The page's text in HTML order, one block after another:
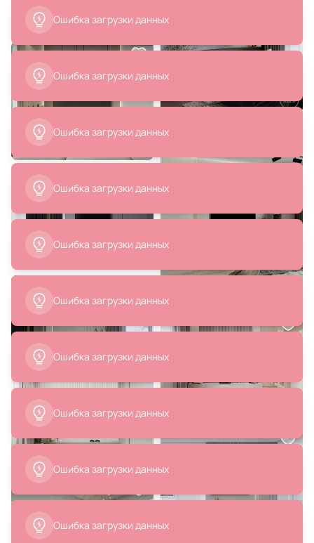
Ошибка загрузки данных
Ошибка загрузки данных
Ошибка загрузки данных
Ошибка загрузки данных
Ошибка загрузки данных
Ошибка загрузки данных
Ошибка загрузки данных
Ошибка загрузки данных
Ошибка загрузки данных
Ошибка загрузки данных
78 000 ₽
BD-3069468
В корзину